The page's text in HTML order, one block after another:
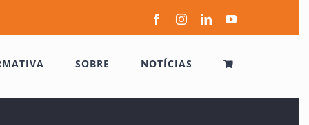
FacebookInstagramLinkedInYouTube
SOBRE NOTÍCIAS